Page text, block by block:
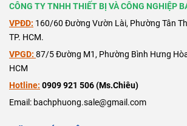
CÔNG TY TNHH THIẾT BỊ VÀ CÔNG NGHIỆP
VPĐD: 160/60 Đường Vườn Lài, Phường Tân
TP. HCM.
VPGD: 87/5 Đường M1, Phường Bình Hưng
HCM
Hotline: 0909 921 506 (Ms.Chiêu)
Email: bachphuong.sale@gmail.com